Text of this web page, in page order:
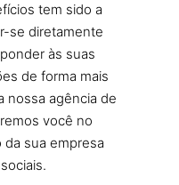
tem sido a
se diretamente
às suas
de forma mais
nossa agência de
você no
sua empresa